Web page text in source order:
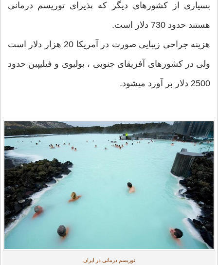
بسیاری از کشورهای دیگر که پذیرای توریسم درمانی
هستند حدود 730 دلار است.
هزینه جراحی زیبایی صورت در آمریکا 20 هزار دلار است
ولی در کشورهای آفریقای جنوبی ، بولیوی و فیلیپین حدود
2500 دلار بر آورد میشود.
توریسم درمانی در ایران